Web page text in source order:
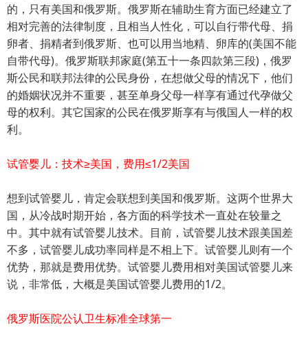
的，只有美国和俄罗斯。俄罗斯在辅助生育方面已经建立了
相对完善的法律制度，且相当人性化，可以自行带代母、捐
卵者、捐精者到俄罗斯、也可以用当地精、卵库的(美国不能
自带代母)。俄罗斯联邦家庭(第五十一条四款第三段)，俄罗
斯公民和联邦法律的公民身份，在想做父母的情况下，他们
的婚姻状况并不重要，甚至单身父母一样享有通过代孕做父
母的权利。其它国家的公民在俄罗斯享有与俄国人一样的权
利。
试管婴儿：技术≥美国，费用≤1/2美国
想到试管婴儿，肯定会联想到美国和俄罗斯。这两个世界大
国，从冷战时期开始，各方面的科学技术一直处在较量之
中。其中就有试管婴儿技术。目前，试管婴儿技术跟美国差
不多，试管婴儿成功率同样是不相上下。试管婴儿则有一个
优势，那就是费用优势。试管婴儿费用相对美国试管婴儿来
说，非常低，大概是美国试管婴儿费用的1/2。
俄罗斯医院公认卫生标准全球第一